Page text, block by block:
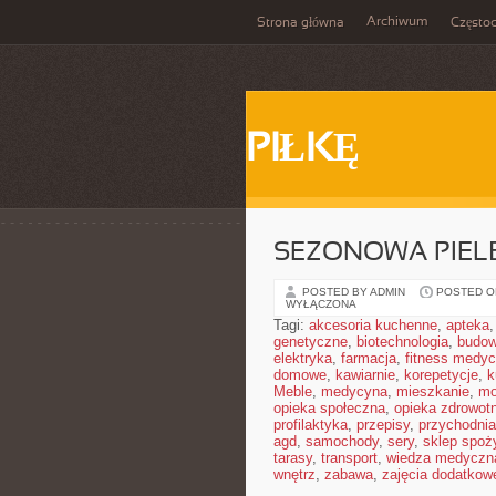
Strona główna Archiwum
PIŁKĘ
SEZONOWA
POSTED BY ADMIN POSTED
WYŁĄCZONA
Tagi: akcesoria kuchenne, apteka,
genetyczne, biotechnologia,
elektryka, farmacja, fitness
domowe, kawiarnie, korepetycje,
Meble, medycyna, mieszkanie,
opieka społeczna, opieka
profilaktyka, przepisy, przychodnia
agd, samochody, sery, sklep
tarasy, transport, wiedza
wnętrz, zabawa, zajęcia